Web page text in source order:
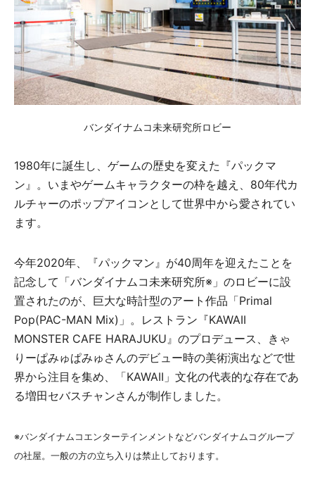
バンダイナムコ未来研究所ロビー
1980年に誕生し、ゲームの歴史を変えた『パックマ
ン』。いまやゲームキャラクターの枠を越え、80年代カ
ルチャーのポップアイコンとして世界中から愛されてい
ます。
今年2020年、『パックマン』が40周年を迎えたことを
記念して「バンダイナムコ未来研究所※」のロビーに設
置されたのが、巨大な時計型のアート作品「Primal
Pop(PAC-MAN Mix)」。レストラン『KAWAII
MONSTER CAFE HARAJUKU』のプロデュース、きゃ
りーぱみゅぱみゅさんのデビュー時の美術演出などで世
界から注目を集め、「KAWAII」文化の代表的な存在であ
る増田セバスチャンさんが制作しました。
※バンダイナムコエンターテインメントなどバンダイナムコグループ
の社屋。一般の方の立ち入りは禁止しております。